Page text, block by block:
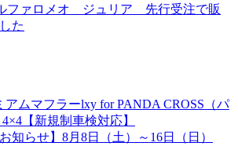
ファロメオ ジュリア 先行受注で販
た
アムマフラーlxy for PANDA CROSS（パ
【新規制車検対応】
知らせ】8月8日（土）～16日（日）